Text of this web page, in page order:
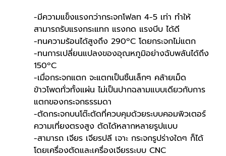
-มีความแข็งแรงกว่ากระจกโฟลท 4-5 เท่า ทำให้
สามารถรับแรงกระแทก แรงกด แรงบีบ ได้ดี
-ทนความร้อนได้สูงถึง 290ºC โดยกระจกไม่แตก
-ทนการเปลี่ยนแปลงของอุณหภูมิอย่างฉับพลันได้ถึง
150ºC
-เมื่อกระจกแตก จะแตกเป็นชิ้นเล็กๆ คล้ายเม็ด
ข้าวโพดทั่วทั้งแผ่น ไม่เป็นปากฉลามแบบเดียวกับการ
แตกของกระจกธรรมดา
-ตัดกระจกบนโต๊ะตัดที่ควบคุมด้วยระบบคอมพิวเตอร์
ความเที่ยงตรงสูง ตัดได้หลากหลายรูปแบบ
-สามารถ เจียร เจียรปลี เจาะ กระจกรูปร่างใดๆ ก็ได้
โดยเครื่องตัดและเครื่องเจียรระบบ CNC